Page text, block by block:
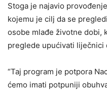
Stoga je najavio
kojemu je cilj da se
osobe mlađe životne dobi,
preglede upućivati liječnici
“Taj program je potpora
ćemo imati potpuniji